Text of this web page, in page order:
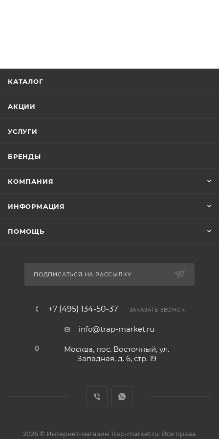
КАТАЛОГ
АКЦИИ
УСЛУГИ
БРЕНДЫ
КОМПАНИЯ
ИНФОРМАЦИЯ
ПОМОЩЬ
ПОДПИСАТЬСЯ НА РАССЫЛКУ
+7 (495) 134-50-37 ЗАКАЗАТЬ ЗВОНОК
info@trap-market.ru
Москва, пос. Восточный, ул.
Западная, д. 6, стр. 19
2026 © Интернет-магазин Trap-market.ru. Все права